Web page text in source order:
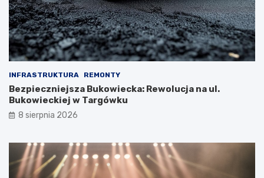
INFRASTRUKTURA REMONTY
Bezpieczniejsza Bukowiecka: Rewolucja na ul.
Bukowieckiej w Targówku
8 sierpnia 2026